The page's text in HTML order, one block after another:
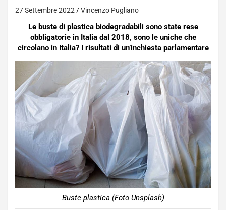
27 Settembre 2022 Vincenzo Pugliano
Le buste di plastica biodegradabili sono state rese
obbligatorie in Italia dal 2018, sono le uniche che
circolano in Italia? I risultati di un’inchiesta parlamentare
Buste plastica (Foto Unsplash)